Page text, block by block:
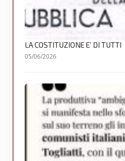
LA COSTITUZIONE E’ DI TUTTI
05/06/2026